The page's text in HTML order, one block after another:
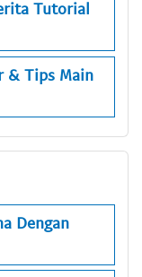
Tutorial
& Tips Main
Dengan